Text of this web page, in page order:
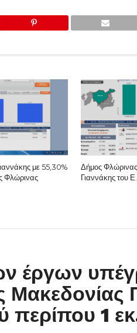
με 55,30%
Φλώρινας
Δήμος
Γιαννάκης του
έργων
Μακεδονίας
περίπου 1